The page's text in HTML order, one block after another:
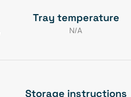
Tray temperature
N/A
Storage instructions